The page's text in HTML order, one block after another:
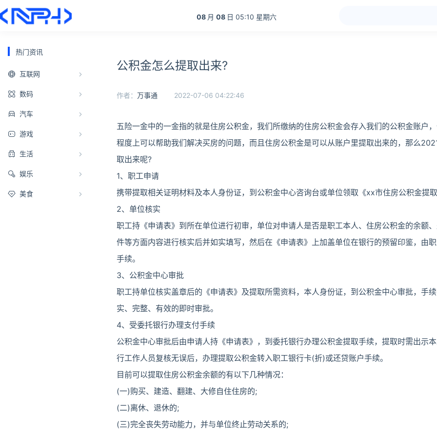
08 月 08 日 05:10 星期六
热门资讯
互联网
数码
汽车
游戏
生活
娱乐
美食
公积金怎么提取出来?
作者： 万事通 2022-07-06 04:22:46
五险一金中的一金指的就是住房公积金，我们所缴纳的住房公积金会存入我们的公积金账户
程度上可以帮助我们解决买房的问题，而且住房公积金是可以从账户里提取出来的，那么
取出来呢?
1、职工申请
携带提取相关证明材料及本人身份证，到公积金中心咨询台或单位领取《xx市住房公积金提取
2、单位核实
职工持《申请表》到所在单位进行初审，单位对申请人是否是职工本人、住房公积金的余额
件等方面内容进行核实后并如实填写，然后在《申请表》上加盖单位在银行的预留印鉴，由
手续。
3、公积金中心审批
职工持单位核实盖章后的《申请表》及提取所需资料，本人身份证，到公积金中心审批，手
实、完整、有效的即时审批。
4、受委托银行办理支付手续
公积金中心审批后由申请人持《申请表》，到委托银行办理公积金提取手续，提取时需出示
行工作人员复核无误后，办理提取公积金转入职工银行卡(折)或还贷账户手续。
目前可以提取住房公积金余额的有以下几种情况：
(一)购买、建造、翻建、大修自住住房的;
(二)离休、退休的;
(三)完全丧失劳动能力，并与单位终止劳动关系的;